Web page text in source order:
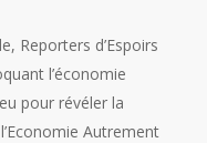
Reporters d’Espoirs
l’économie
pour révéler la
Autrement